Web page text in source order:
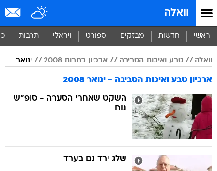
וואלה
ראשי חדשות מבזקים ספורט ויראלי תרבות
וואלה טבע ואיכות הסביבה ארכיון כתבות 2008 ינואר
ארכיון טבע ואיכות הסביבה - ינואר 2008
השקט שאחרי הסערה - סופ"ש
נוח
שלג ירד גם בערד